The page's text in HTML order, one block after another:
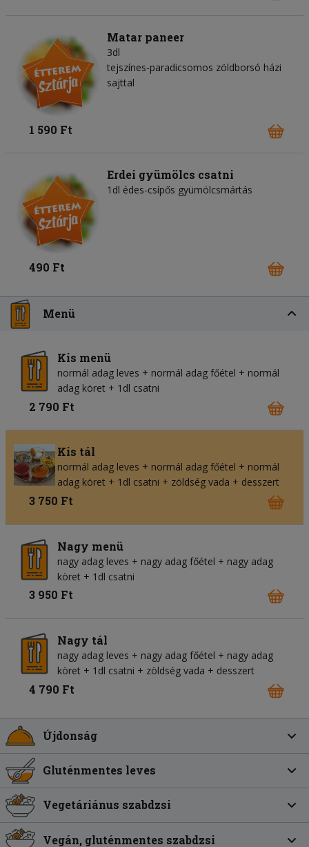
Matar paneer
3dl
tejszínes-paradicsomos zöldborsó házi
sajttal
1 590 Ft
Erdei gyümölcs csatni
1dl édes-csípős gyümölcsmártás
490 Ft
Menü
Kis menü
normál adag leves + normál adag főétel + normál
adag köret + 1dl csatni
2 790 Ft
Kis tál
normál adag leves + normál adag főétel + normál
adag köret + 1dl csatni + zöldség vada + desszert
3 750 Ft
Nagy menü
nagy adag leves + nagy adag főétel + nagy adag
köret + 1dl csatni
3 950 Ft
Nagy tál
nagy adag leves + nagy adag főétel + nagy adag
köret + 1dl csatni + zöldség vada + desszert
4 790 Ft
Újdonság
Gluténmentes leves
Vegetáriánus szabdzsi
Vegán, gluténmentes szabdzsi